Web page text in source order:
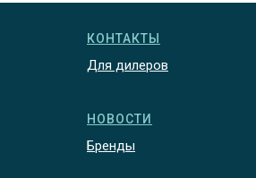
КОНТАКТЫ
Для дилеров
НОВОСТИ
Бренды